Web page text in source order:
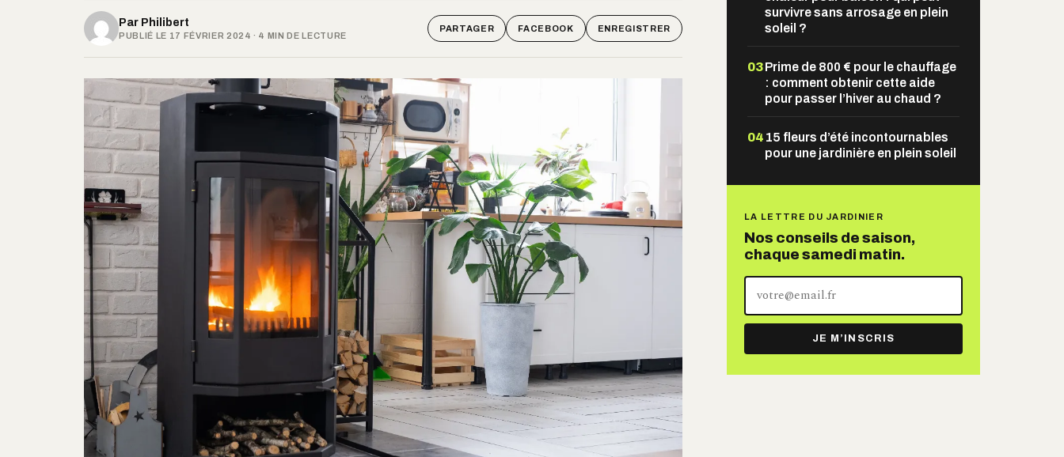
Par Philibert
PUBLIÉ LE 17 FÉVRIER 2024 · 4 MIN DE LECTURE
PARTAGER FACEBOOK ENREGISTRER
survivre sans arrosage en plein
soleil ?
03Prime de 800 € pour le chauffage
: comment obtenir cette aide
pour passer l’hiver au chaud ?
04 15 fleurs d’été incontournables
pour une jardinière en plein soleil
LA LETTRE DU JARDINIER
Nos conseils de saison,
chaque samedi matin.
adresse
mail
JE M’INSCRIS